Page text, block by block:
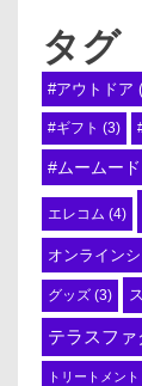
タグ
#アウトドア
#ギフト (3)
#ムームー
エレコム (4)
オンライン
グッズ (3)
テラスファ
トリートメント